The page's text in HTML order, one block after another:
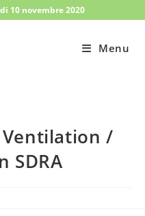
10 novembre 2020
Menu
/
SDRA